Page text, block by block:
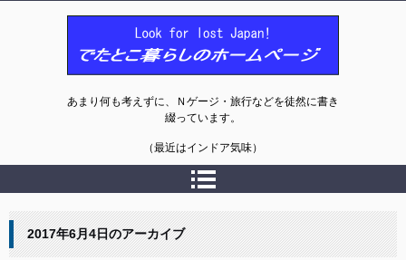
あまり何も考えずに、Ｎゲージ・旅行などを徒然に書き
綴っています。
（最近はインドア気味）
2017年6月4日のアーカイブ